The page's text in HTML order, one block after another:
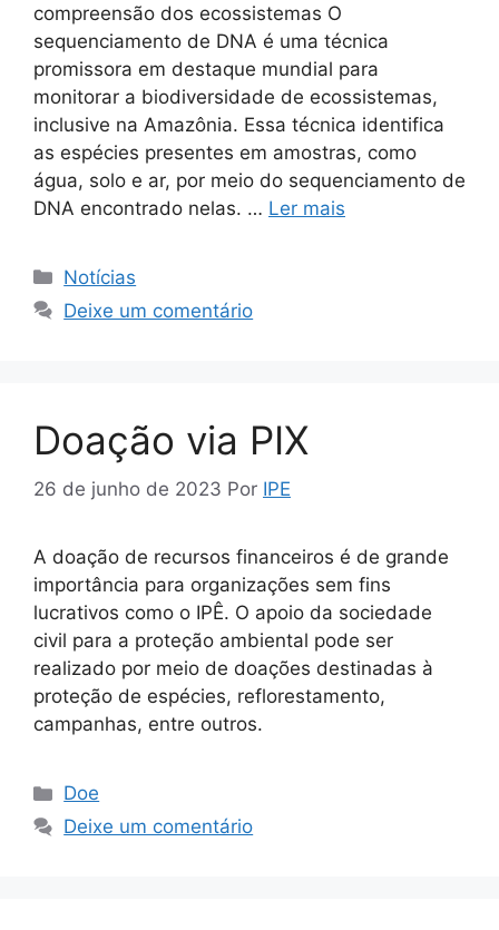
compreensão dos ecossistemas O
sequenciamento de DNA é uma técnica
promissora em destaque mundial para
monitorar a biodiversidade de ecossistemas,
inclusive na Amazônia. Essa técnica identifica
as espécies presentes em amostras, como
água, solo e ar, por meio do sequenciamento de
DNA encontrado nelas. … Ler mais
Notícias
Deixe um comentário
Doação via PIX
26 de junho de 2023 Por IPE
A doação de recursos financeiros é de grande
importância para organizações sem fins
lucrativos como o IPÊ. O apoio da sociedade
civil para a proteção ambiental pode ser
realizado por meio de doações destinadas à
proteção de espécies, reflorestamento,
campanhas, entre outros.
Doe
Deixe um comentário